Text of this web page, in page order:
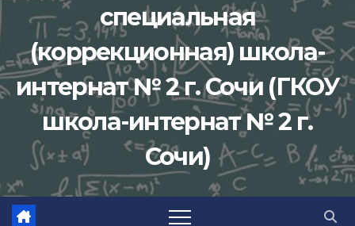
специальная
(коррекционная) школа-
интернат № 2 г. Сочи (ГКОУ
школа-интернат № 2 г.
Сочи)